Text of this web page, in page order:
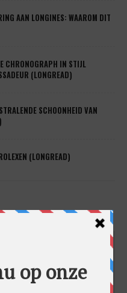
AAN LONGINES: WAAROM DIT
CHRONOGRAPH IN STIJL
(LONGREAD)
SCHOONHEID VAN
(LONGREAD)